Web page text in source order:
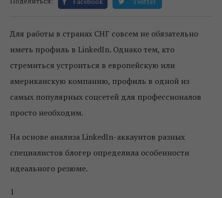
Для работы в странах СНГ совсем не обязательно
иметь профиль в LinkedIn. Однако тем, кто
стремиться устроиться в европейскую или
американскую компанию, профиль в одной из
самых популярных соцсетей для профессионалов
просто необходим.
На основе анализа LinkedIn-аккаунтов разных
специалистов блогер определила особенности
идеального резюме.
1